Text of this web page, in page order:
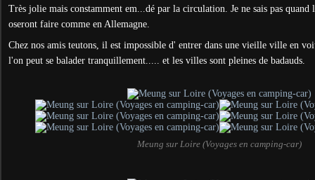
Très jolie mais constamment em...dé par la circulation. Je ne sais pas quand
oseront faire comme en Allemagne.
Chez nos amis teutons, il est impossible d' entrer dans une vieille ville en
l'on peut se balader tranquillement..... et les villes sont pleines de badauds.
Meung sur Loire (Voyages en camping-car)